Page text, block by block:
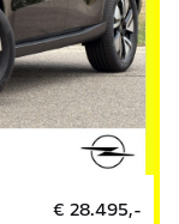
€ 28.495,-